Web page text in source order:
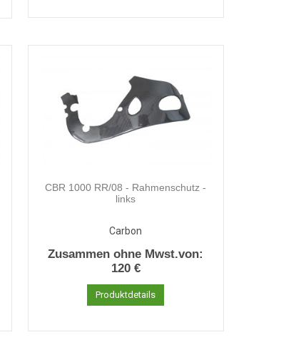
CBR 1000 RR/08 - Rahmenschutz -
links
Carbon
Zusammen ohne Mwst.von:
120 €
Produktdetails